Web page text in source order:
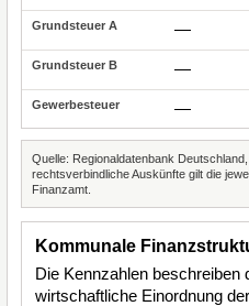
—
—
—
Quelle: Regionaldatenbank
rechtsverbindliche Auskünfte gilt die
Finanzamt.
Kommunale
Die Kennzahlen beschreiben
wirtschaftliche Einordnung